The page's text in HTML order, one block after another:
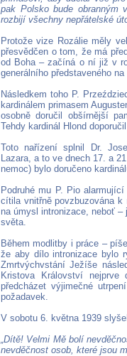
pak Polsko bude obranným
rozbijí všechny nepřátelské
Protože vize Rozálie měly
přesvědčen o tom, že má
od Boha – začíná o ní již v
generálního představeného
Následkem toho P.
kardinálem primasem
osobně doručil obšírnější
Tehdy kardinál Hlond
Toto nařízení splnil Dr.
Lazara, a to ve dnech 17. a
nemoc) bylo doručeno
Podruhé mu P. Pio
cítila vnitřně povzbuzována
na úmysl intronizace, neboť
světa.
Během modlitby i práce –
že aby dílo intronizace bylo
Zmrtvýchvstání Ježíše
Kristova Království
předcházet výjimečné
požadavek.
V sobotu 6. května 1939
„Dítě! Velmi Mě bolí
nevděčnost osob, které jsou